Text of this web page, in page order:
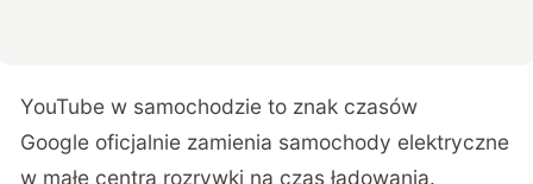
YouTube w samochodzie to znak czasów
Google oficjalnie zamienia samochody elektryczne
w małe centra rozrywki na czas ładowania.